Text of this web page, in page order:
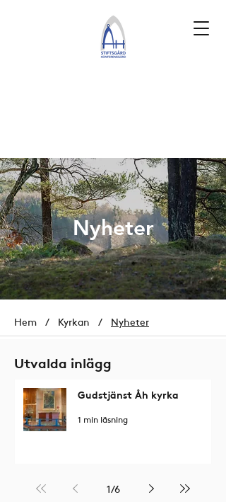
Nyheter
Hem / Kyrkan / Nyheter
Utvalda inlägg
Gudstjänst Åh kyrka
1 min läsning
1/6